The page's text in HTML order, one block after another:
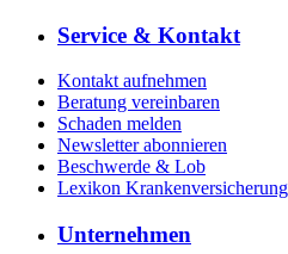
Service & Kontakt
Kontakt aufnehmen
Beratung vereinbaren
Schaden melden
Newsletter abonnieren
Beschwerde & Lob
Lexikon Krankenversicherung
Unternehmen